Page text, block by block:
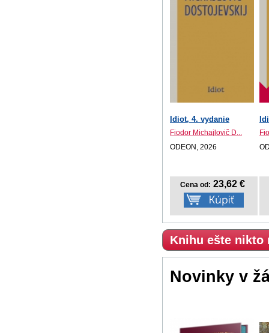
Idiot, 4. vydanie
Fiodor Michajlovič D...
ODEON, 2026
Cena od: 23,62 €
Knihu ešte nikto
Novinky v